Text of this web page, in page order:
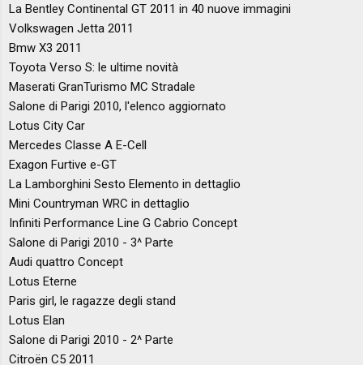
La Bentley Continental GT 2011 in 40 nuove immagini
Volkswagen Jetta 2011
Bmw X3 2011
Toyota Verso S: le ultime novità
Maserati GranTurismo MC Stradale
Salone di Parigi 2010, l'elenco aggiornato
Lotus City Car
Mercedes Classe A E-Cell
Exagon Furtive e-GT
La Lamborghini Sesto Elemento in dettaglio
Mini Countryman WRC in dettaglio
Infiniti Performance Line G Cabrio Concept
Salone di Parigi 2010 - 3^ Parte
Audi quattro Concept
Lotus Eterne
Paris girl, le ragazze degli stand
Lotus Elan
Salone di Parigi 2010 - 2^ Parte
Citroën C5 2011